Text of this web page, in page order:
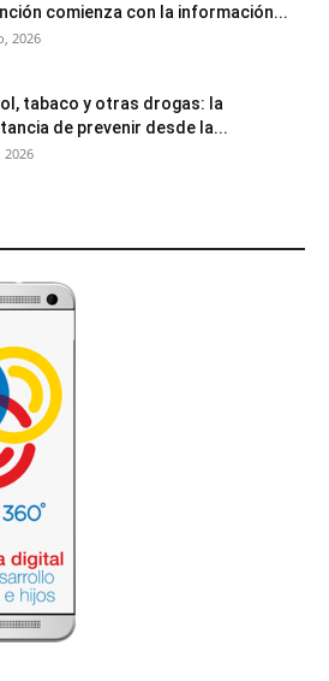
comienza con la información...
2026
tabaco y otras drogas: la
de prevenir desde la...